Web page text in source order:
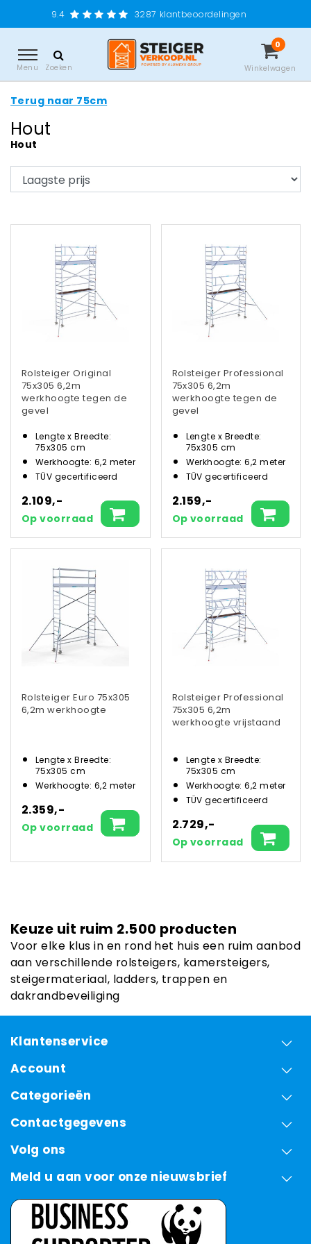
3287 klantbeoordelingen
Menu Zoeken
0
Winkelwagen
Terug naar 75cm
Hout
Hout
Rolsteiger Original
75x305 6,2m
werkhoogte tegen de
gevel
Lengte x Breedte:
75x305 cm
Werkhoogte: 6,2 meter
TÜV gecertificeerd
2.109,-
Op voorraad
Rolsteiger Professional
75x305 6,2m
werkhoogte tegen de
gevel
Lengte x Breedte:
75x305 cm
Werkhoogte: 6,2 meter
TÜV gecertificeerd
2.159,-
Op voorraad
Rolsteiger Euro 75x305
6,2m werkhoogte
Lengte x Breedte:
75x305 cm
Werkhoogte: 6,2 meter
2.359,-
Op voorraad
Rolsteiger Professional
75x305 6,2m
werkhoogte vrijstaand
Lengte x Breedte:
75x305 cm
Werkhoogte: 6,2 meter
TÜV gecertificeerd
2.729,-
Op voorraad
Keuze uit ruim 2.500 producten
Voor elke klus in en rond het huis een ruim aanbod
aan verschillende rolsteigers, kamersteigers,
steigermateriaal, ladders, trappen en
dakrandbeveiliging
Klantenservice
Account
Categorieën
Contactgegevens
Volg ons
Meld u aan voor onze nieuwsbrief